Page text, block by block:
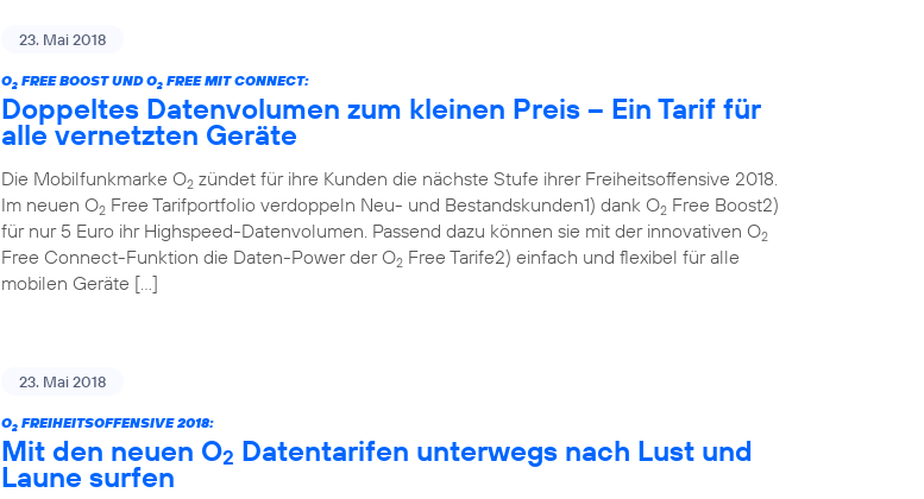
23. Mai 2018
O2 FREE BOOST UND O2 FREE MIT CONNECT:
Doppeltes Datenvolumen zum kleinen Preis – Ein Tarif für
alle vernetzten Geräte
Die Mobilfunkmarke O2 zündet für ihre Kunden die nächste Stufe ihrer Freiheitsoffensive 2018.
Im neuen O2 Free Tarifportfolio verdoppeln Neu- und Bestandskunden1) dank O2 Free Boost2)
für nur 5 Euro ihr Highspeed-Datenvolumen. Passend dazu können sie mit der innovativen O2
Free Connect-Funktion die Daten-Power der O2 Free Tarife2) einfach und flexibel für alle
mobilen Geräte […]
23. Mai 2018
O2 FREIHEITSOFFENSIVE 2018:
Mit den neuen O2 Datentarifen unterwegs nach Lust und
Laune surfen